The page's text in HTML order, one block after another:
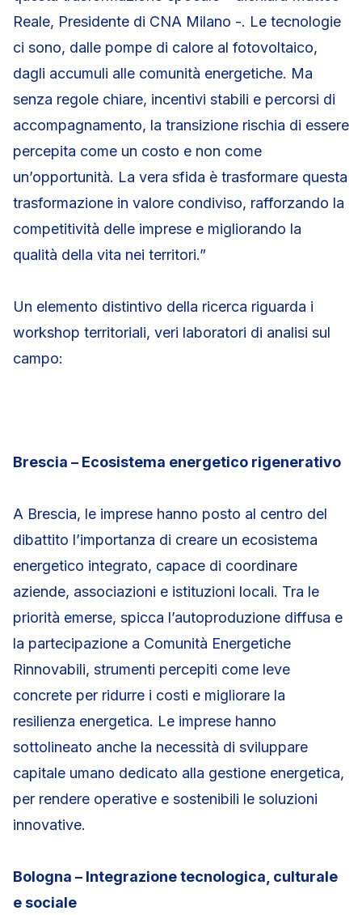
Reale, Presidente di CNA Milano -. Le tecnologie
ci sono, dalle pompe di calore al fotovoltaico,
dagli accumuli alle comunità energetiche. Ma
senza regole chiare, incentivi stabili e percorsi di
accompagnamento, la transizione rischia di essere
percepita come un costo e non come
un’opportunità. La vera sfida è trasformare questa
trasformazione in valore condiviso, rafforzando la
competitività delle imprese e migliorando la
qualità della vita nei territori.”
Un elemento distintivo della ricerca riguarda i
workshop territoriali, veri laboratori di analisi sul
campo:
Brescia – Ecosistema energetico rigenerativo
A Brescia, le imprese hanno posto al centro del
dibattito l’importanza di creare un ecosistema
energetico integrato, capace di coordinare
aziende, associazioni e istituzioni locali. Tra le
priorità emerse, spicca l’autoproduzione diffusa e
la partecipazione a Comunità Energetiche
Rinnovabili, strumenti percepiti come leve
concrete per ridurre i costi e migliorare la
resilienza energetica. Le imprese hanno
sottolineato anche la necessità di sviluppare
capitale umano dedicato alla gestione energetica,
per rendere operative e sostenibili le soluzioni
innovative.
Bologna – Integrazione tecnologica, culturale
e sociale